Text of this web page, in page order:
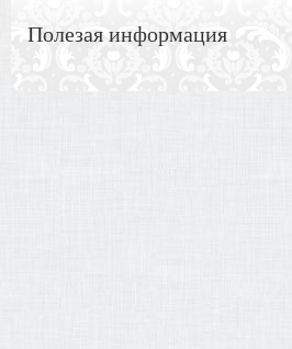
Полезая информация